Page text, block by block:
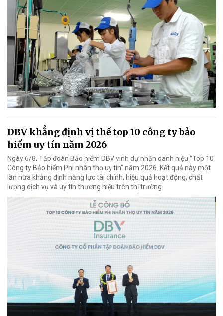
DBV khẳng định vị thế top 10 công ty bảo
hiểm uy tín năm 2026
Ngày 6/8, Tập đoàn Bảo hiểm DBV vinh dự nhận danh hiệu “Top 10
Công ty Bảo hiểm Phi nhân thọ uy tín” năm 2026. Kết quả này một
lần nữa khẳng định năng lực tài chính, hiệu quả hoạt động, chất
lượng dịch vụ và uy tín thương hiệu trên thị trường.